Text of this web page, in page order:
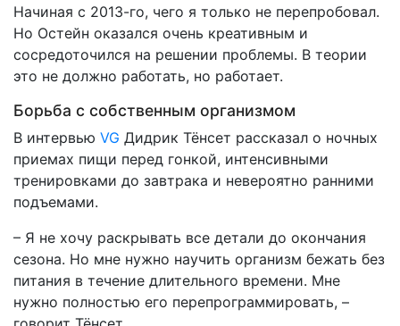
Начиная с 2013-го, чего я только не перепробовал.
Но Остейн оказался очень креативным и
сосредоточился на решении проблемы. В теории
это не должно работать, но работает.
Борьба с собственным организмом
В интервью VG Дидрик Тёнсет рассказал о ночных
приемах пищи перед гонкой, интенсивными
тренировками до завтрака и невероятно ранними
подъемами.
– Я не хочу раскрывать все детали до окончания
сезона. Но мне нужно научить организм бежать без
питания в течение длительного времени. Мне
нужно полностью его перепрограммировать, –